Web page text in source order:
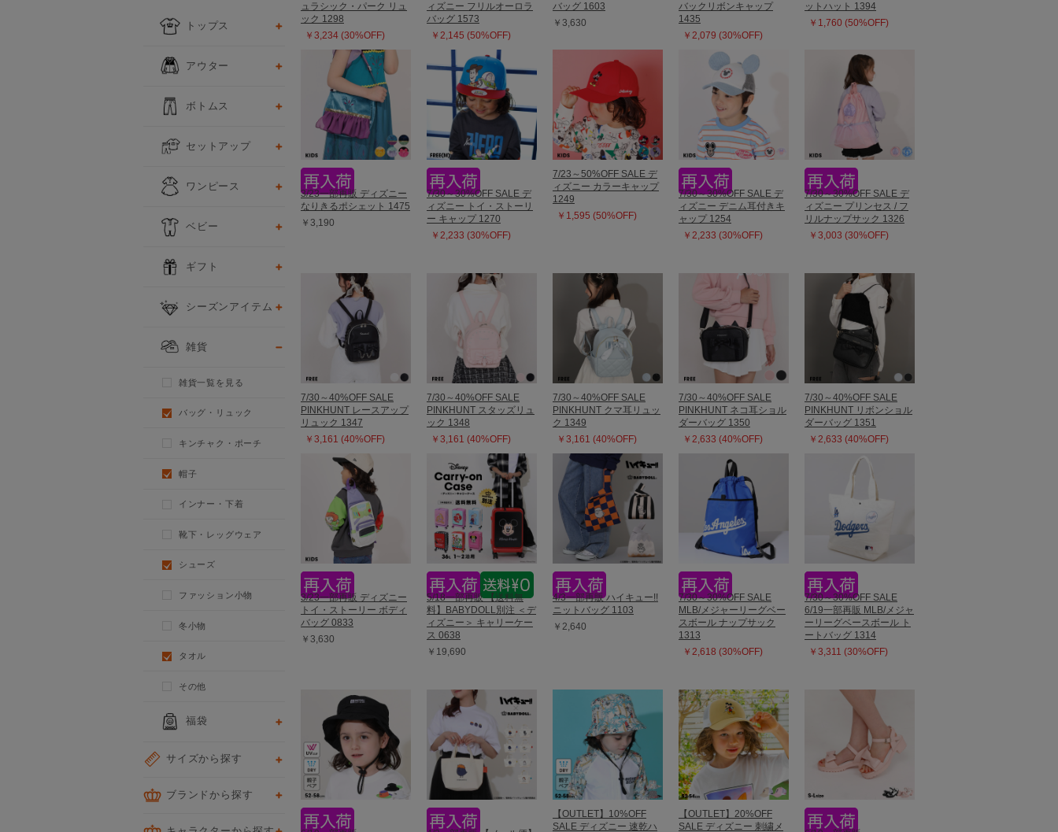
ュラシック・パーク リュ
ック 1298
￥3,234 (30%OFF)
ィズニー フリルオーロラ
バッグ 1573
￥2,145 (50%OFF)
バッグ 1603
￥3,630
バックリボンキャップ
1435
￥2,079 (30%OFF)
ットハット 1394
￥1,760 (50%OFF)
3/23一部再販 ディズニー
なりきるポシェット 1475
￥3,190
7/30～30%OFF SALE デ
ィズニー トイ・ストーリ
ー キャップ 1270
￥2,233 (30%OFF)
7/23～50%OFF SALE デ
ィズニー カラーキャップ
1249
￥1,595 (50%OFF)
7/30～30%OFF SALE デ
ィズニー デニム耳付きキ
ャップ 1254
￥2,233 (30%OFF)
7/30～30%OFF SALE デ
ィズニー プリンセス / フ
リルナップサック 1326
￥3,003 (30%OFF)
7/30～40%OFF SALE
PINKHUNT レースアップ
リュック 1347
￥3,161 (40%OFF)
7/30～40%OFF SALE
PINKHUNT スタッズリュ
ック 1348
￥3,161 (40%OFF)
7/30～40%OFF SALE
PINKHUNT クマ耳リュッ
ク 1349
￥3,161 (40%OFF)
7/30～40%OFF SALE
PINKHUNT ネコ耳ショル
ダーバッグ 1350
￥2,633 (40%OFF)
7/30～40%OFF SALE
PINKHUNT リボンショル
ダーバッグ 1351
￥2,633 (40%OFF)
3/23一部再販 ディズニー
トイ・ストーリー ボディ
バッグ 0833
￥3,630
5/18一部再販 【送料無
料】BABYDOLL別注 ＜デ
ィズニー＞ キャリーケー
ス 0638
￥19,690
4/3一部再販 ハイキュー!!
ニットバッグ 1103
￥2,640
7/30～30%OFF SALE
MLB/メジャーリーグベー
スボール ナップサック
1313
￥2,618 (30%OFF)
7/30～30%OFF SALE
6/19一部再販 MLB/メジャ
ーリーグベースボール ト
ートバッグ 1314
￥3,311 (30%OFF)
【OUTLET】10%OFF
SALE ディズニー 速乾ハ
【OUTLET】20%OFF
SALE ディズニー 刺繍メ
トップス
アウター
ボトムス
セットアップ
ワンピース
ベビー
ギフト
シーズンアイテム
雑貨
雑貨一覧を見る
バッグ・リュック
キンチャク・ポーチ
帽子
インナー・下着
靴下・レッグウェア
シューズ
ファッション小物
冬小物
タオル
その他
福袋
サイズから探す
ブランドから探す